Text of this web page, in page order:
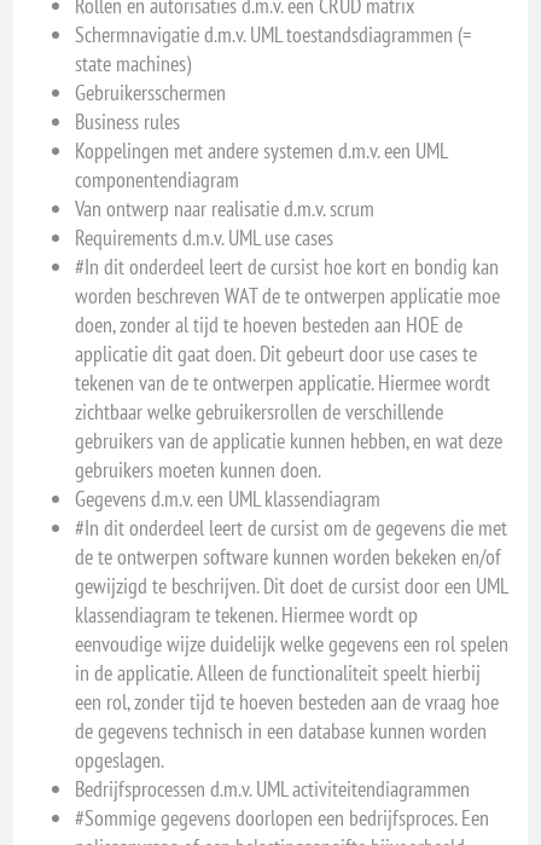
Schermnavigatie d.m.v. UML toestandsdiagrammen (=
state machines)
Gebruikersschermen
Business rules
Koppelingen met andere systemen d.m.v. een UML
componentendiagram
Van ontwerp naar realisatie d.m.v. scrum
Requirements d.m.v. UML use cases
#In dit onderdeel leert de cursist hoe kort en bondig kan
worden beschreven WAT de te ontwerpen applicatie moe
doen, zonder al tijd te hoeven besteden aan HOE de
applicatie dit gaat doen. Dit gebeurt door use cases te
tekenen van de te ontwerpen applicatie. Hiermee wordt
zichtbaar welke gebruikersrollen de verschillende
gebruikers van de applicatie kunnen hebben, en wat deze
gebruikers moeten kunnen doen.
Gegevens d.m.v. een UML klassendiagram
#In dit onderdeel leert de cursist om de gegevens die met
de te ontwerpen software kunnen worden bekeken en/of
gewijzigd te beschrijven. Dit doet de cursist door een UML
klassendiagram te tekenen. Hiermee wordt op
eenvoudige wijze duidelijk welke gegevens een rol spelen
in de applicatie. Alleen de functionaliteit speelt hierbij
een rol, zonder tijd te hoeven besteden aan de vraag hoe
de gegevens technisch in een database kunnen worden
opgeslagen.
Bedrijfsprocessen d.m.v. UML activiteitendiagrammen
#Sommige gegevens doorlopen een bedrijfsproces. Een